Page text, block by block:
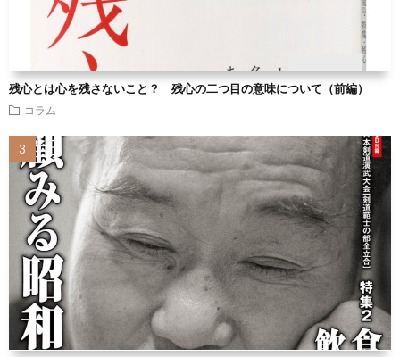
残心とは心を残さないこと？ 残心の二つ目の意味について（前編）
コラム